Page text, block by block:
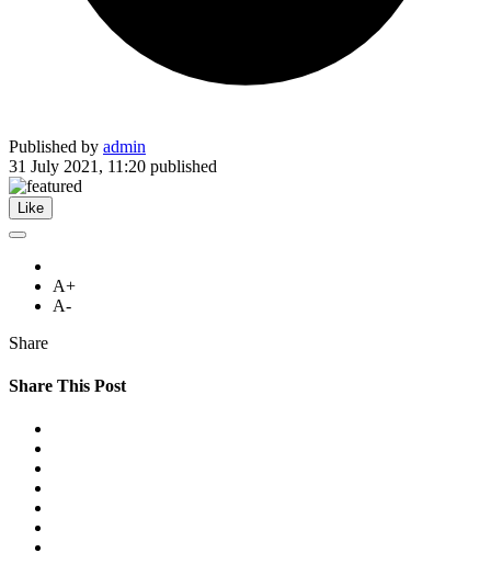
Published by admin
31 July 2021, 11:20 published
Like
A+
A-
Share
Share This Post